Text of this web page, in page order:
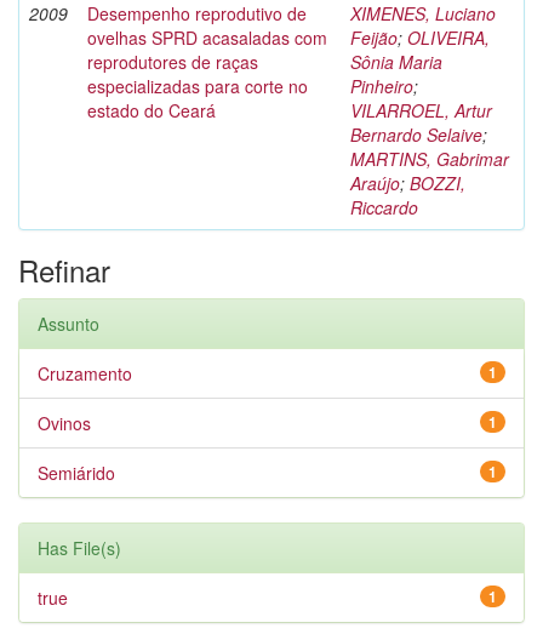
2009
Desempenho reprodutivo de
ovelhas SPRD acasaladas com
reprodutores de raças
especializadas para corte no
estado do Ceará
XIMENES, Luciano
Feijão; OLIVEIRA,
Sônia Maria
Pinheiro;
VILARROEL, Artur
Bernardo Selaive;
MARTINS, Gabrimar
Araújo; BOZZI,
Riccardo
Refinar
Assunto
1
Cruzamento
1
Ovinos
1
Semiárido
Has File(s)
1
true